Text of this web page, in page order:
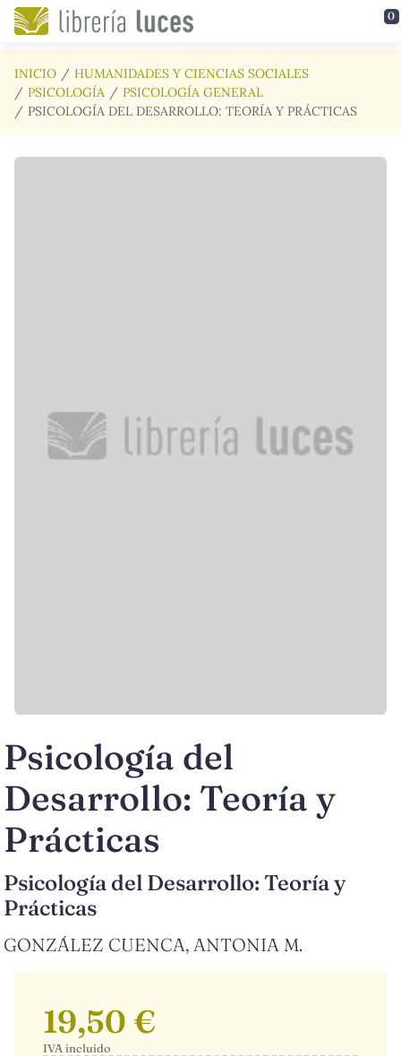
Saltar al contenido principal 0
INICIO
HUMANIDADES Y CIENCIAS SOCIALES
PSICOLOGÍA
PSICOLOGÍA GENERAL
PSICOLOGÍA DEL DESARROLLO: TEORÍA Y PRÁCTICAS
Psicología del
Desarrollo: Teoría y
Prácticas
Psicología del Desarrollo: Teoría y
Prácticas
GONZÁLEZ CUENCA, ANTONIA M.
19,50 €
IVA incluido